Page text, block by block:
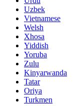
Uzbek
Vietnamese
Welsh
Xhosa
Yiddish
Yoruba
Zulu
Kinyarwanda
Tatar
Oriya
Turkmen